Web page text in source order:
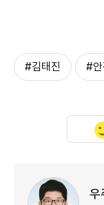
#김태진 #안
우